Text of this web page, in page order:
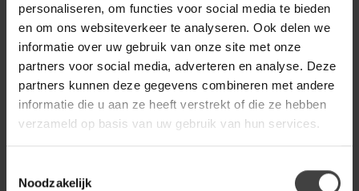
personaliseren, om functies voor social media te bieden
en om ons websiteverkeer te analyseren. Ook delen we
informatie over uw gebruik van onze site met onze
partners voor social media, adverteren en analyse. Deze
partners kunnen deze gegevens combineren met andere
informatie die u aan ze heeft verstrekt of die ze hebben
verzameld op basis van uw gebruik van hun services.
Noodzakelijk
Landelijke meubels: Warme houttinten, natuurlijke
materialen en rustieke details voor een huiselijke sfeer.
Moderne meubels: Strakke lijnen, minimalistisch design en
eigentijdse kleuren.
Scandinavische meubels : Licht, luchtig en functioneel met
een focus op eenvoud en comfort.